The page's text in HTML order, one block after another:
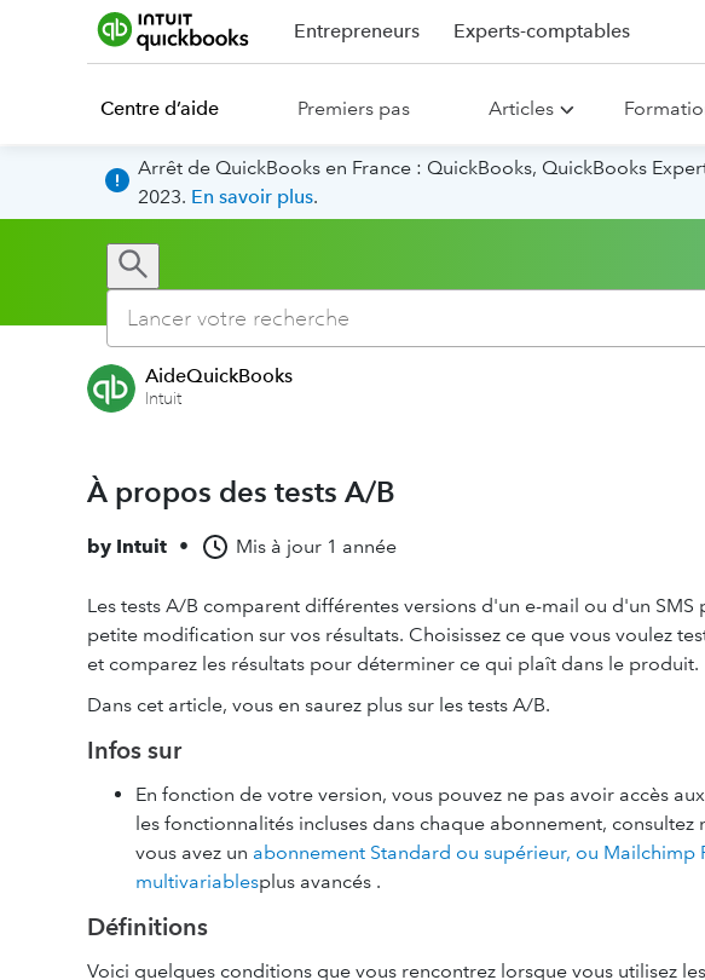
Entrepreneurs Experts-comptables
Centre d’aide Premiers pas Articles
Arrêt de QuickBooks en France : QuickBooks, QuickBooks
2023. En savoir plus.
AideQuickBooks
Intuit
À propos des tests A/B
by Intuit • Mis à jour 1 année
Les tests A/B comparent différentes versions d'un e-mail ou d'un
petite modification sur vos résultats. Choisissez ce que vous voulez
et comparez les résultats pour déterminer ce qui plaît dans le produit.
Dans cet article, vous en saurez plus sur les tests A/B.
Infos sur
En fonction de votre version, vous pouvez ne pas avoir accès
les fonctionnalités incluses dans chaque abonnement, consultez
vous avez un abonnement Standard ou supérieur, ou Mailchimp
multivariablesplus avancés .
Définitions
Voici quelques conditions que vous rencontrez lorsque vous utilisez